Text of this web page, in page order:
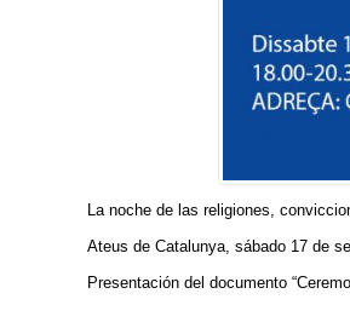
La noche de las religiones,
Ateus de Catalunya, sábado 17 de
Presentación del documento